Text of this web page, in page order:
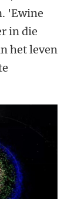
'Ewine
in die
het leven